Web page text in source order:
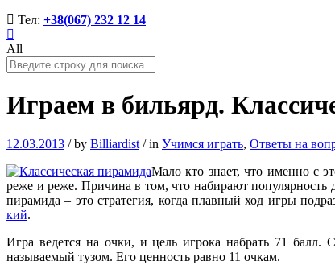
Тел: +38(067) 232 12 14
All
Играем в бильярд.
12.03.2013 /by Billiardist/in Учимся играть, Ответы на
Мало кто знает, что именно с
реже и реже. Причина в том, что набирают популярность
пирамида – это стратегия, когда плавный ход игры
кий.
Игра ведется на очки, и цель игрока набрать 71 балл.
называемый тузом. Его ценность равно 11 очкам.